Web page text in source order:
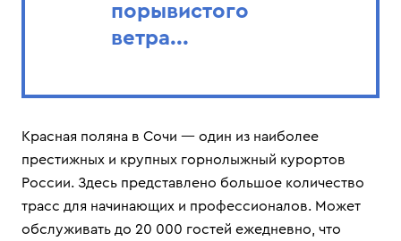
порывистого
ветра...
Красная поляна в Сочи — один из наиболее
престижных и крупных горнолыжный курортов
России. Здесь представлено большое количество
трасс для начинающих и профессионалов. Может
обслуживать до 20 000 гостей ежедневно, что